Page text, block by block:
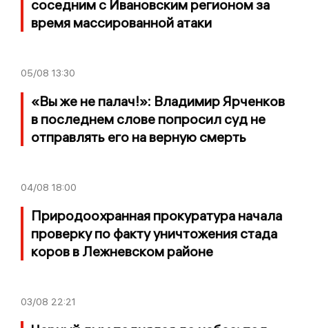
соседним с Ивановским регионом за
время массированной атаки
05/08 13:30
«Вы же не палач!»: Владимир Ярченков
в последнем слове попросил суд не
отправлять его на верную смерть
04/08 18:00
Природоохранная прокуратура начала
проверку по факту уничтожения стада
коров в Лежневском районе
03/08 22:21